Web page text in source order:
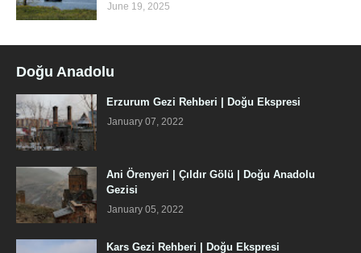
June 19, 2025
Doğu Anadolu
Erzurum Gezi Rehberi | Doğu Ekspresi
January 07, 2022
Ani Örenyeri | Çıldır Gölü | Doğu Anadolu
Gezisi
January 05, 2022
Kars Gezi Rehberi | Doğu Ekspresi